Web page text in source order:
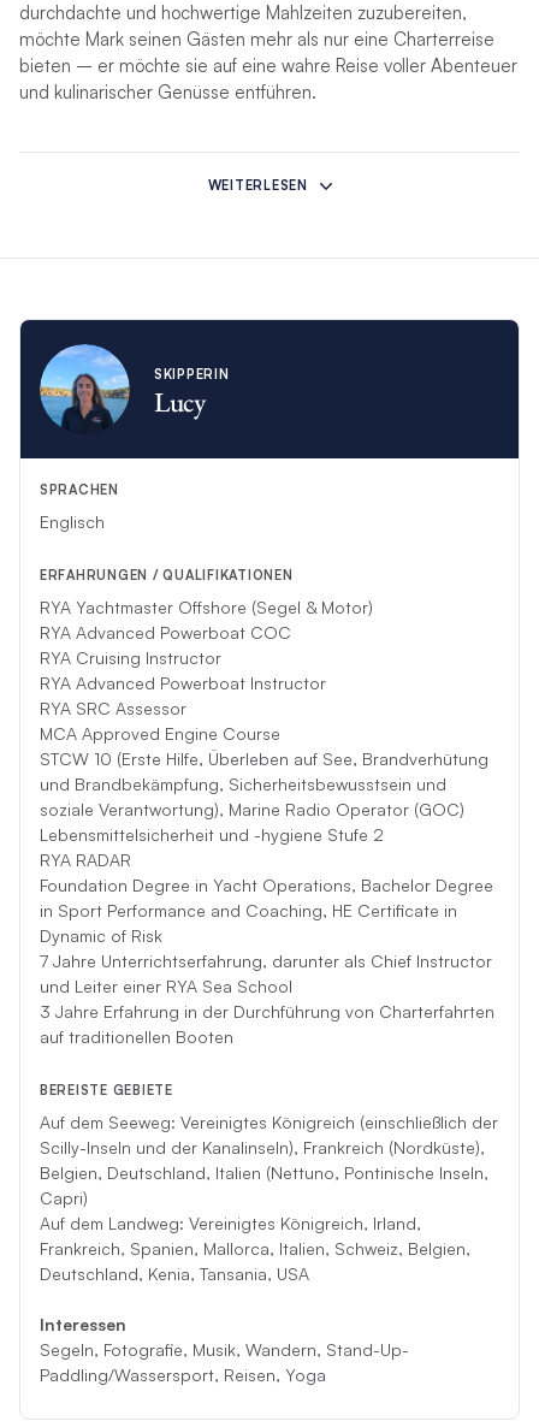
durchdachte und hochwertige Mahlzeiten zuzubereiten,
möchte Mark seinen Gästen mehr als nur eine Charterreise
bieten – er möchte sie auf eine wahre Reise voller Abenteuer
und kulinarischer Genüsse entführen.
*Wenn unvorhergesehene Umstände diese Crew daran
hindern, Ihren Charter zu übernehmen, wird sie durch eine
WEITERLESEN
SKIPPERIN
Lucy
SPRACHEN
Englisch
ERFAHRUNGEN / QUALIFIKATIONEN
RYA Yachtmaster Offshore (Segel & Motor)
RYA Advanced Powerboat COC
RYA Cruising Instructor
RYA Advanced Powerboat Instructor
RYA SRC Assessor
MCA Approved Engine Course
STCW 10 (Erste Hilfe, Überleben auf See, Brandverhütung
und Brandbekämpfung, Sicherheitsbewusstsein und
soziale Verantwortung), Marine Radio Operator (GOC)
Lebensmittelsicherheit und -hygiene Stufe 2
RYA RADAR
Foundation Degree in Yacht Operations, Bachelor Degree
in Sport Performance and Coaching, HE Certificate in
Dynamic of Risk
7 Jahre Unterrichtserfahrung, darunter als Chief Instructor
und Leiter einer RYA Sea School
3 Jahre Erfahrung in der Durchführung von Charterfahrten
auf traditionellen Booten
BEREISTE GEBIETE
Auf dem Seeweg: Vereinigtes Königreich (einschließlich der
Scilly-Inseln und der Kanalinseln), Frankreich (Nordküste),
Belgien, Deutschland, Italien (Nettuno, Pontinische Inseln,
Capri)
Auf dem Landweg: Vereinigtes Königreich, Irland,
Frankreich, Spanien, Mallorca, Italien, Schweiz, Belgien,
Deutschland, Kenia, Tansania, USA
Interessen
Segeln, Fotografie, Musik, Wandern, Stand-Up-
Paddling/Wassersport, Reisen, Yoga